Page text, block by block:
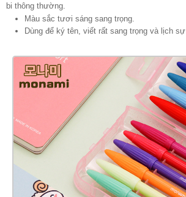
bi thông thường.
Màu sắc tươi sáng sang trọng.
Dùng để ký tên, viết rất sang trọng và lịch sự